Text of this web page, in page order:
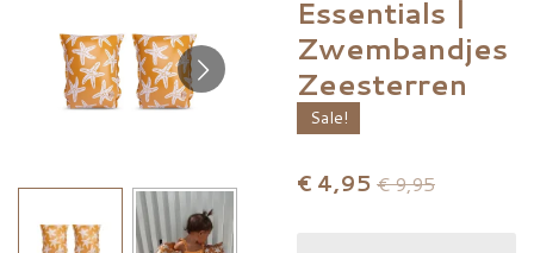
Essentials |
Zwembandjes
Zeesterren
Sale!
€ 4,95 € 9,95